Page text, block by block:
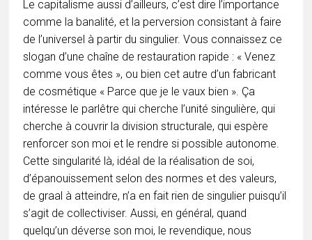
Le capitalisme aussi d’ailleurs, c’est dire l’importance
comme la banalité, et la perversion consistant à faire
de l’universel à partir du singulier. Vous connaissez ce
slogan d’une chaîne de restauration rapide : « Venez
comme vous êtes », ou bien cet autre d’un fabricant
de cosmétique « Parce que je le vaux bien ». Ça
intéresse le parlêtre qui cherche l’unité singulière, qui
cherche à couvrir la division structurale, qui espère
renforcer son moi et le rendre si possible autonome.
Cette singularité là, idéal de la réalisation de soi,
d’épanouissement selon des normes et des valeurs,
de graal à atteindre, n’a en fait rien de singulier puisqu’il
s’agit de collectiviser. Aussi, en général, quand
quelqu’un déverse son moi, le revendique, nous